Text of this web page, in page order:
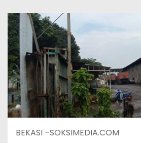
BEKASI –SOKSIMEDIA.COM